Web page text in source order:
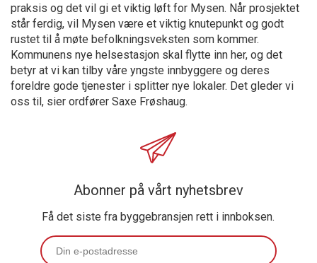
praksis og det vil gi et viktig løft for Mysen. Når prosjektet
står ferdig, vil Mysen være et viktig knutepunkt og godt
rustet til å møte befolkningsveksten som kommer.
Kommunens nye helsestasjon skal flytte inn her, og det
betyr at vi kan tilby våre yngste innbyggere og deres
foreldre gode tjenester i splitter nye lokaler. Det gleder vi
oss til, sier ordfører Saxe Frøshaug.
Abonner på vårt nyhetsbrev
Få det siste fra byggebransjen rett i innboksen.